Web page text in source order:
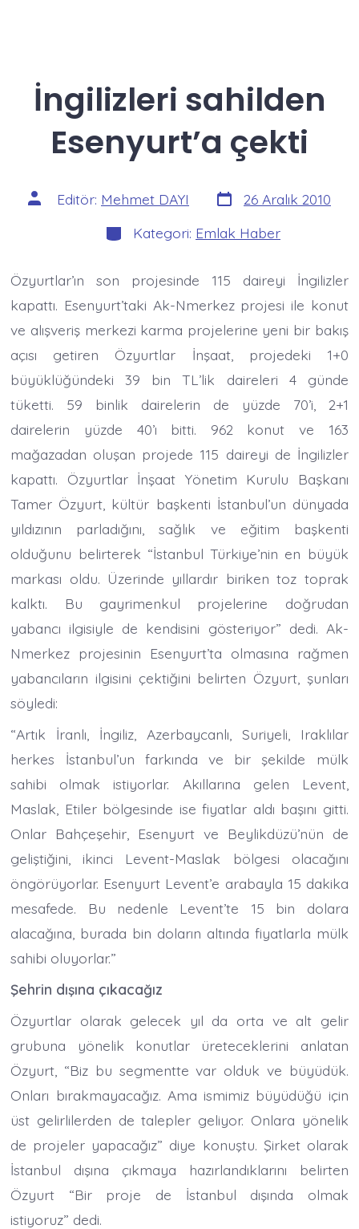
İngilizleri sahilden
Esenyurt’a çekti
Yazının
yazarı
Editör: Mehmet DAYI Yazı
tarihi
26 Aralık 2010
Kategoriler
Kategori: Emlak Haber
Özyurtlar’ın son projesinde 115 daireyi İngilizler
kapattı. Esenyurt’taki Ak-Nmerkez projesi ile konut
ve alışveriş merkezi karma projelerine yeni bir bakış
açısı getiren Özyurtlar İnşaat, projedeki 1+0
büyüklüğündeki 39 bin TL’lik daireleri 4 günde
tüketti. 59 binlik dairelerin de yüzde 70’i, 2+1
dairelerin yüzde 40’ı bitti. 962 konut ve 163
mağazadan oluşan projede 115 daireyi de İngilizler
kapattı. Özyurtlar İnşaat Yönetim Kurulu Başkanı
Tamer Özyurt, kültür başkenti İstanbul’un dünyada
yıldızının parladığını, sağlık ve eğitim başkenti
olduğunu belirterek “İstanbul Türkiye’nin en büyük
markası oldu. Üzerinde yıllardır biriken toz toprak
kalktı. Bu gayrimenkul projelerine doğrudan
yabancı ilgisiyle de kendisini gösteriyor” dedi. Ak-
Nmerkez projesinin Esenyurt’ta olmasına rağmen
yabancıların ilgisini çektiğini belirten Özyurt, şunları
söyledi:
“Artık İranlı, İngiliz, Azerbaycanlı, Suriyeli, Iraklılar
herkes İstanbul’un farkında ve bir şekilde mülk
sahibi olmak istiyorlar. Akıllarına gelen Levent,
Maslak, Etiler bölgesinde ise fiyatlar aldı başını gitti.
Onlar Bahçeşehir, Esenyurt ve Beylikdüzü’nün de
geliştiğini, ikinci Levent-Maslak bölgesi olacağını
öngörüyorlar. Esenyurt Levent’e arabayla 15 dakika
mesafede. Bu nedenle Levent’te 15 bin dolara
alacağına, burada bin doların altında fiyatlarla mülk
sahibi oluyorlar.”
Şehrin dışına çıkacağız
Özyurtlar olarak gelecek yıl da orta ve alt gelir
grubuna yönelik konutlar üreteceklerini anlatan
Özyurt, “Biz bu segmentte var olduk ve büyüdük.
Onları bırakmayacağız. Ama ismimiz büyüdüğü için
üst gelirlilerden de talepler geliyor. Onlara yönelik
de projeler yapacağız” diye konuştu. Şirket olarak
İstanbul dışına çıkmaya hazırlandıklarını belirten
Özyurt “Bir proje de İstanbul dışında olmak
istiyoruz” dedi.